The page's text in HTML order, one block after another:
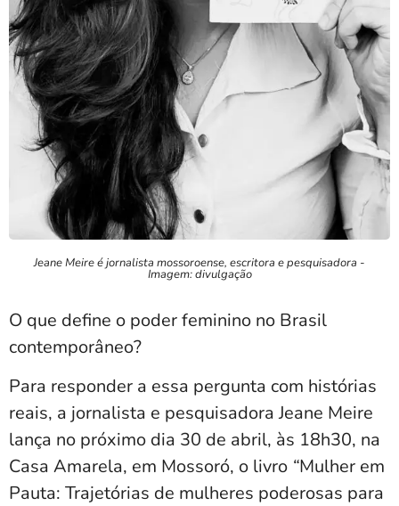
Jeane Meire é jornalista mossoroense, escritora e pesquisadora -
Imagem: divulgação
O que define o poder feminino no Brasil
contemporâneo?
Para responder a essa pergunta com histórias
reais, a jornalista e pesquisadora Jeane Meire
lança no próximo dia 30 de abril, às 18h30, na
Casa Amarela, em Mossoró, o livro “Mulher em
Pauta: Trajetórias de mulheres poderosas para